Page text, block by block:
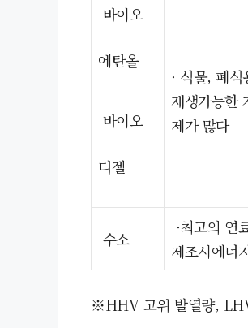
바이오
에탄올
· 식물, 폐
재생가능한
제가 많다
바이오
디젤
수소
·최고의 연
제조시에너
※HHV 고위 발열량,